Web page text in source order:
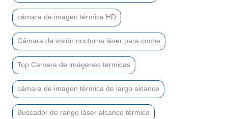
cámara de imagen térmica HD
Cámara de visión nocturna láser para coche
Top Camera de imágenes térmicas
cámara de imagen térmica de largo alcance
Buscador de rango láser alcance térmico